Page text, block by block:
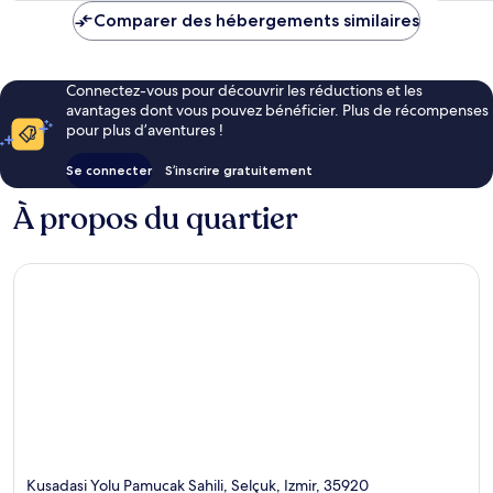
de
Comparer des hébergements similaires
Connectez-vous pour découvrir les réductions et les
avantages dont vous pouvez bénéficier. Plus de récompenses
pour plus d’aventures !
Se connecter S’inscrire gratuitement
À propos du quartier
Kusadasi Yolu Pamucak Sahili, Selçuk, Izmir, 35920